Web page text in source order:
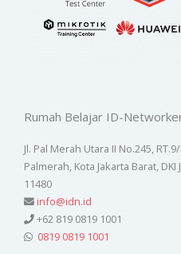
Rumah Belajar ID-
Jl. Pal Merah Utara II No.245,
Palmerah, Kota Jakarta Barat,
11480
info@idn.id
+62 819 0819 1001
0819 0819 1001